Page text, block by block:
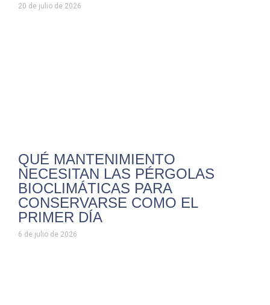
20 de julio de 2026
QUÉ MANTENIMIENTO
NECESITAN LAS PÉRGOLAS
BIOCLIMÁTICAS PARA
CONSERVARSE COMO EL
PRIMER DÍA
6 de julio de 2026